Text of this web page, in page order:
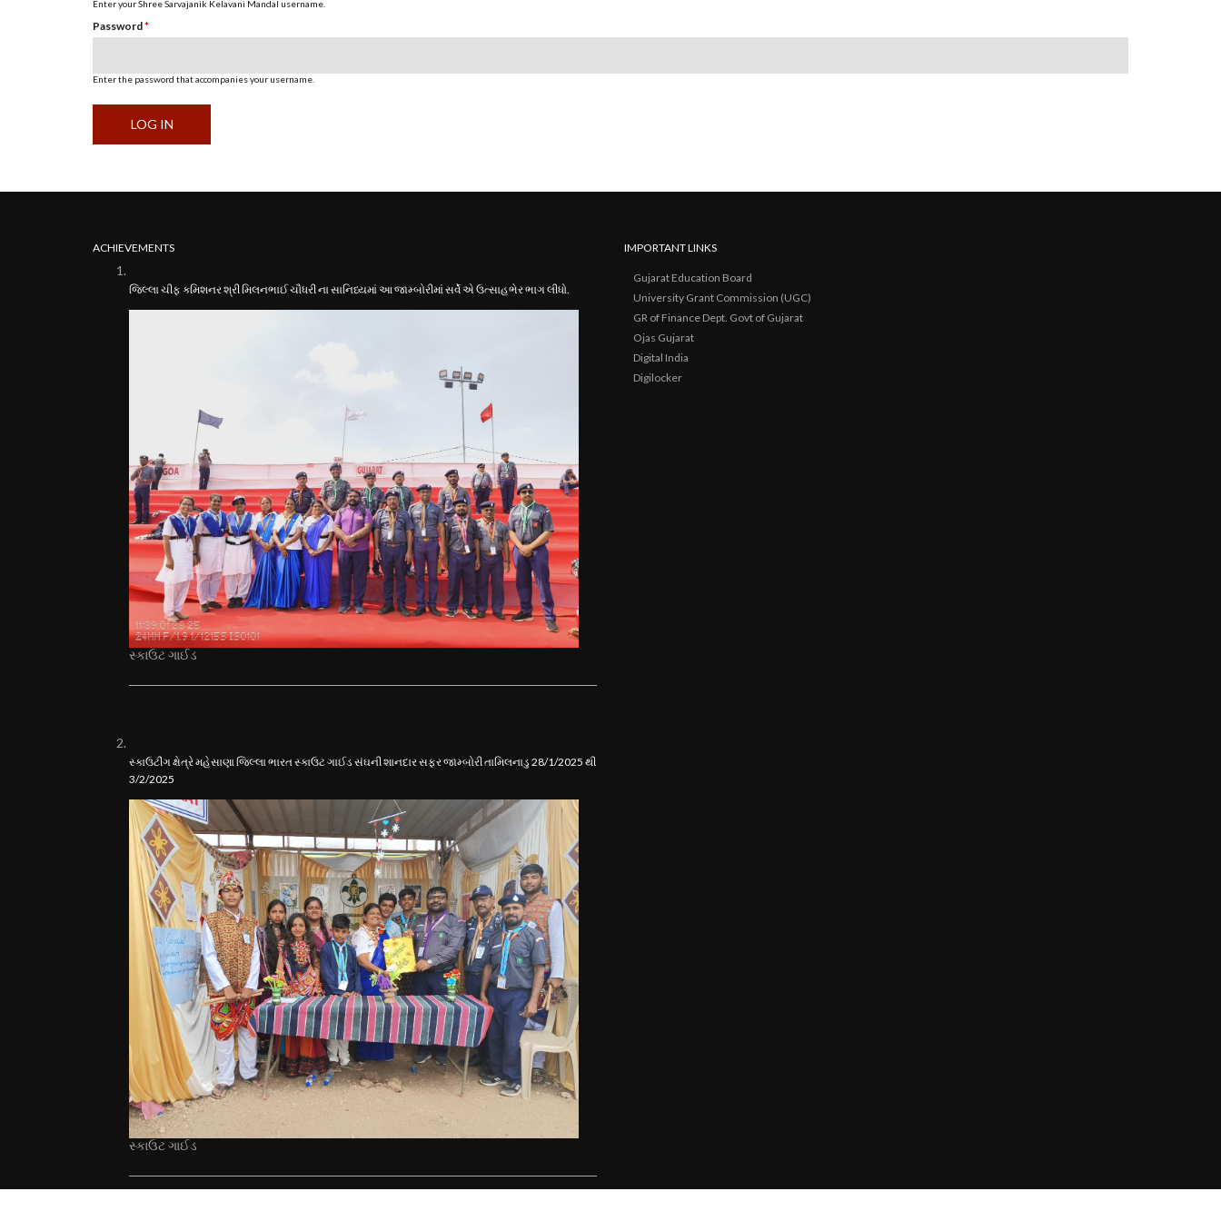
Enter your Shree Sarvajanik Kelavani Mandal username.
Password*
Enter the password that accompanies your username.
ACHIEVEMENTS
જિલ્લા ચીફ કમિશનર શ્રી મિલનભાઈ ચૌધરી ના સાનિધ્યમાં આ જામ્બોરીમાં સર્વે એ ઉત્સાહભેર ભાગ લીધો.
સ્કાઉટ ગાઈડ
સ્કાઉટીંગ ક્ષેત્રે મહેસાણા જિલ્લા ભારત સ્કાઉટ ગાઈડ સંઘની શાનદાર સફર જામ્બોરી તામિલનાડુ 28/1/2025 થી
3/2/2025
સ્કાઉટ ગાઈડ
IMPORTANT LINKS
Gujarat Education Board
University Grant Commission (UGC)
GR of Finance Dept. Govt of Gujarat
Ojas Gujarat
Digital India
Digilocker